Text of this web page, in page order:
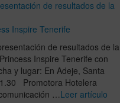
de resultados de la
Inspire Tenerife
de resultados de la
Inspire Tenerife con
y lugar: En Adeje, Santa
Promotora Hotelera
…Leer artículo